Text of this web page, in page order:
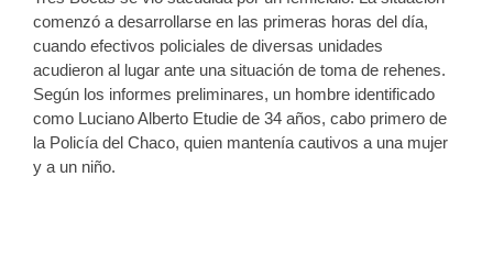
comenzó a desarrollarse en las primeras horas del día,
cuando efectivos policiales de diversas unidades
acudieron al lugar ante una situación de toma de rehenes.
Según los informes preliminares, un hombre identificado
como Luciano Alberto Etudie de 34 años, cabo primero de
la Policía del Chaco, quien mantenía cautivos a una mujer
y a un niño.